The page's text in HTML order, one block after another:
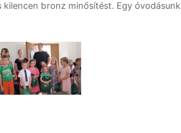
bronz minősítést. Egy óvodásunk